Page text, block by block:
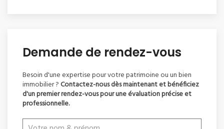
Demande de rendez-vous
Besoin d'une expertise pour votre patrimoine ou un bien
immobilier ?Contactez-nous dès maintenant et bénéficiez
d'un premier rendez-vous pour une évaluation précise et
professionnelle.